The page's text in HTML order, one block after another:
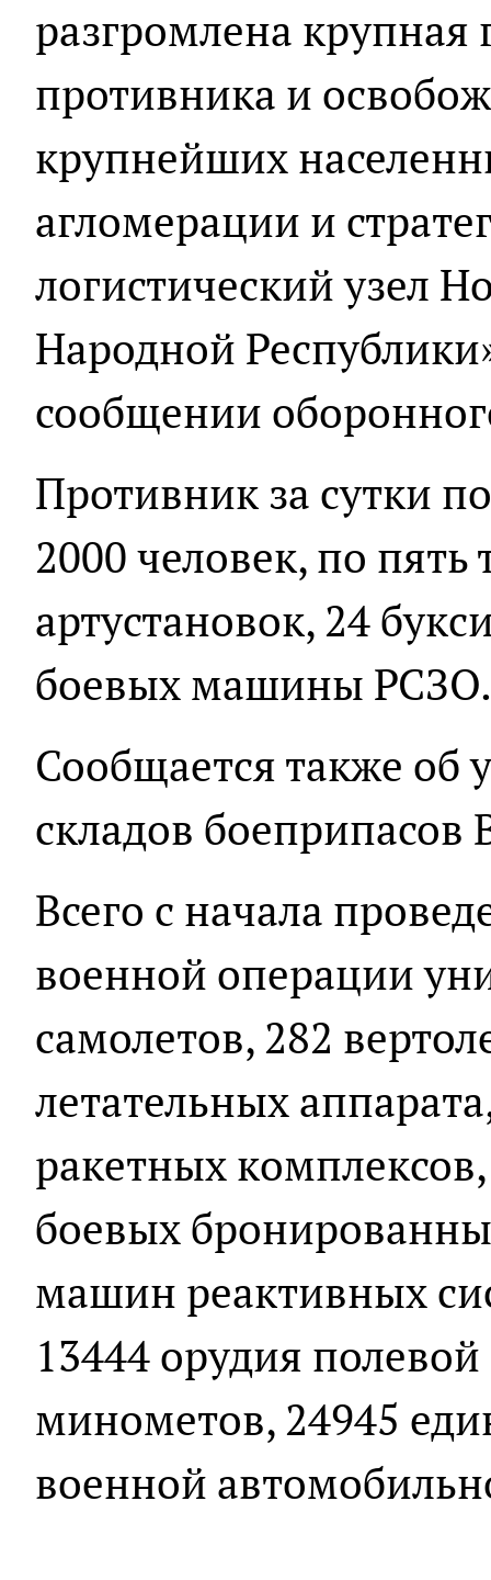
разгромлена крупная
противника и
крупнейших
агломерации и
логистический узел
Народной
сообщении
Противник за сутки
2000 человек, по
артустановок, 24
боевых машины РСЗО.
Сообщается также об
складов боеприпасов
Всего с начала
военной операции
самолетов, 282
летательных
ракетных
боевых
машин реактивных
13444 орудия
минометов, 24945
военной